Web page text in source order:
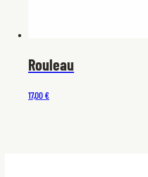
Rouleau
17,00 €